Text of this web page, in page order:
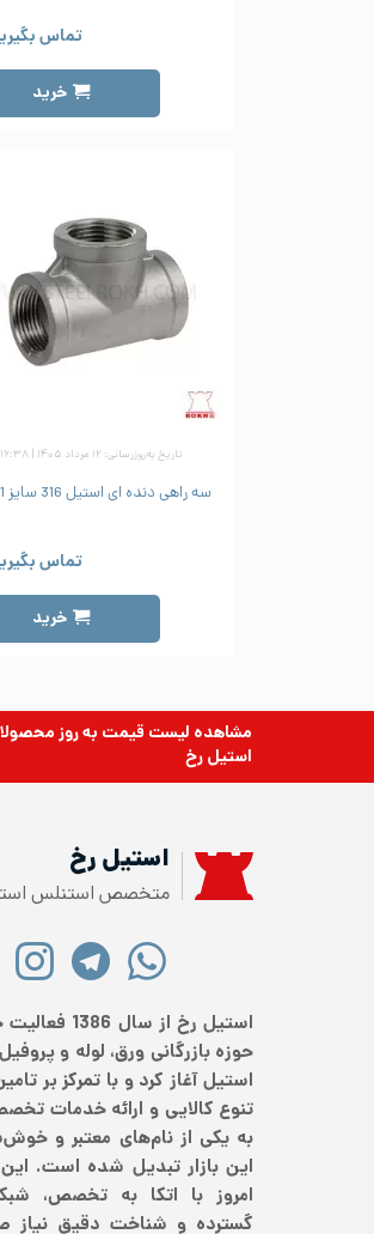
تماس
خرید
تاریخ به‌روزرسانی: ۱۲ مرداد ۱۴۰۵ | ۱۶:۳۸
سه راهی دنده ای استیل 316 سایز 1 اینچ
تماس
خرید
مشاهده لیست قیمت به روز
استیل رخ
استیل رخ
متخصص استنلس
استیل رخ از سال
حوزه بازرگانی ورق، لوله و
استیل آغاز کرد و با تمرکز بر
تنوع کالایی و ارائه خدمات
به یکی از نام‌های معتبر و
این بازار تبدیل شده است.
امروز با اتکا به تخصص،
گسترده و شناخت دقیق نیاز